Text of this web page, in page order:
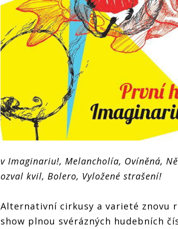
v Imaginariu!, Melancholía, Ovíněná,
ozval kvil, Bolero, Vyložené strašení!
Alternativní cirkusy a varieté znovu
show plnou svérázných hudebních